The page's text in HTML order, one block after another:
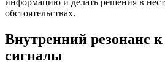
обстоятельствах.
Внутренний резонанс
сигналы